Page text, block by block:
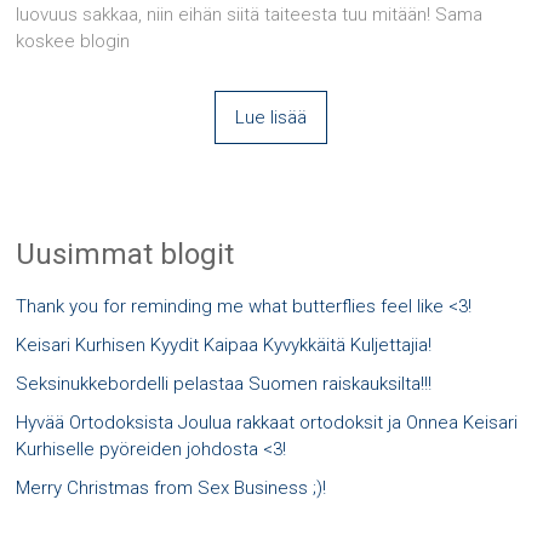
luovuus sakkaa, niin eihän siitä taiteesta tuu mitään! Sama
koskee blogin
Lue lisää
Uusimmat blogit
Thank you for reminding me what butterflies feel like <3!
Keisari Kurhisen Kyydit Kaipaa Kyvykkäitä Kuljettajia!
Seksinukkebordelli pelastaa Suomen raiskauksilta!!!
Hyvää Ortodoksista Joulua rakkaat ortodoksit ja Onnea Keisari
Kurhiselle pyöreiden johdosta <3!
Merry Christmas from Sex Business ;)!